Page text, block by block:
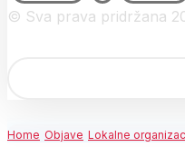
© Sva prava pridržana
Home Objave Lokalne